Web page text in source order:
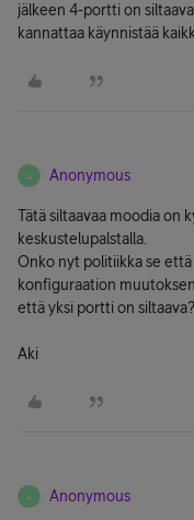
jälkeen 4-portti on
kannattaa käynnistää
A Anonymous
Tätä siltaavaa moodia on
keskustelupalstalla.
Onko nyt politiikka se
konfiguraation
että yksi portti on siltaava?
Aki
A Anonymous